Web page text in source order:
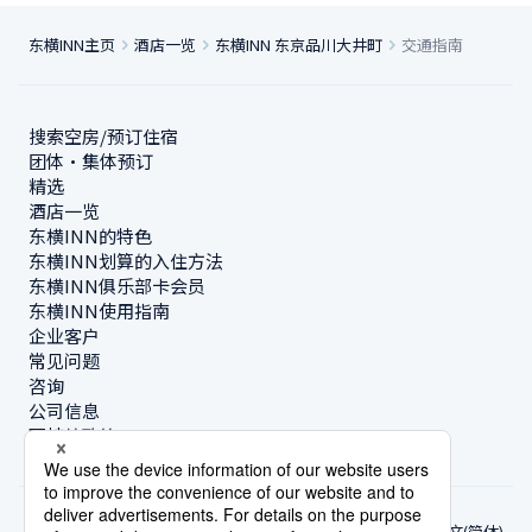
东横INN主页 酒店一览 东横INN 东京品川大井町 交通指南
搜索空房/预订住宿
团体・集体预订
精选
酒店一览
东横INN的特色
东横INN划算的入住方法
东横INN俱乐部卡会员
东横INN使用指南
企业客户
常见问题
咨询
公司信息
可持续政策